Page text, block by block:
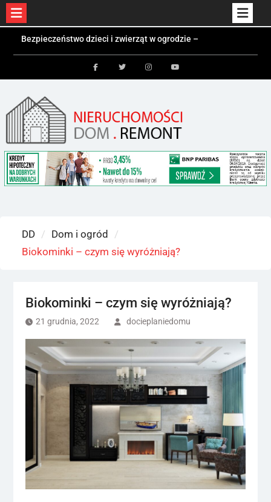
Bezpieczeństwo dzieci i zwierząt w ogrodzie –
jakie ogrodzenie wybrać?
Czym jest kontener mieszkalny i kiedy się
sprawdzi?
Kolektory słoneczne a fotowoltaika – różnice i
zastosowania
DD
Dom i ogród
Biokominki – czym się wyróżniają?
Biokominki – czym się wyróżniają?
21 grudnia, 2022 docieplaniedomu